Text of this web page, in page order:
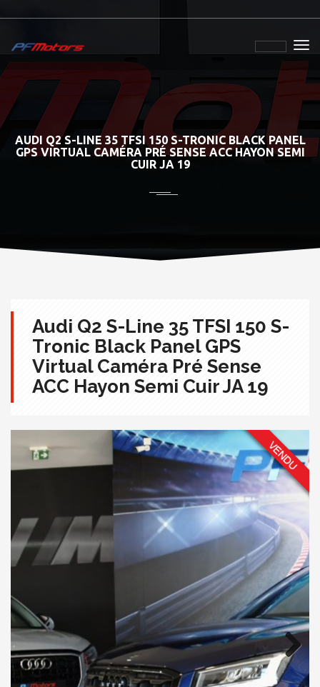
AUDI Q2 S-LINE 35 TFSI 150 S-TRONIC BLACK PANEL
GPS VIRTUAL CAMÉRA PRÉ SENSE ACC HAYON SEMI
CUIR JA 19
Audi Q2 S-Line 35 TFSI 150 S-
Tronic Black Panel GPS
Virtual Caméra Pré Sense
ACC Hayon Semi Cuir JA 19
Next